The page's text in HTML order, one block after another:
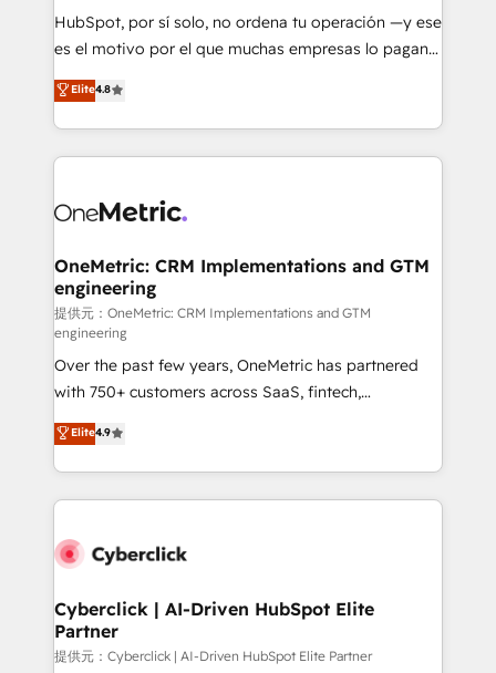
HubSpot CRM drives measurable results. Our
RevOps services align your sales, marketing, and
optimize the revenue lifecycle—lead generation to
retention—by refining processes and eliminating
maximize profitability and adapt to your goals.
HubSpot, por sí solo, no ordena tu operación —y ese
es el motivo por el que muchas empresas lo pagan y
aun así no crecen. Suele ser un círculo: procesos que
no generan datos confiables, datos que no permiten
decidir bien, y decisiones que no logran mejorar los
procesos. Y así, vuelta tras vuelta, el negocio gira sin
el CRM y más con cómo opera la empresa por
paso a paso, sin frenarla, con la adopción que todos
buscan y pocos logran. Así HubSpot por fin rinde. Y
hay algo más: cada proceso que ordenás construye
el contexto real de cómo opera tu empresa —lo
único que no se compra ni se copia—. En un mundo
donde todos tendrán la misma IA, va a ganar quien
tenga el mejor contexto para alimentarla. Sin
contexto, la IA improvisa. Con el tuyo, se vuelve una
ventaja que nadie más tiene. No es teoría: somos
Partner Elite con +700 implementaciones en LATAM.
Elite4.8
OneMetric: CRM Implementations and GTM
engineering
提供元：OneMetric: CRM Implementations and GTM
engineering
Over the past few years, OneMetric has partnered
with 750+ customers across SaaS, fintech,
healthcare, real estate, and other industries. With
150+ HubSpot-certified experts, we deliver scalable
solutions to complex GTM and RevOps challenges.
Our Expertise 🔹 Onboarding & Implementation:
tailored to your GTM motion. 🔹 Migrations:
from other CRMs to HubSpot without data loss or
downtime. 🔹 RevOps Strategy: Align teams,
processes, and data to drive revenue efficiency. 🔹
Elite4.9
Cyberclick | AI-Driven HubSpot Elite
Partner
提供元：Cyberclick | AI-Driven HubSpot Elite Partner